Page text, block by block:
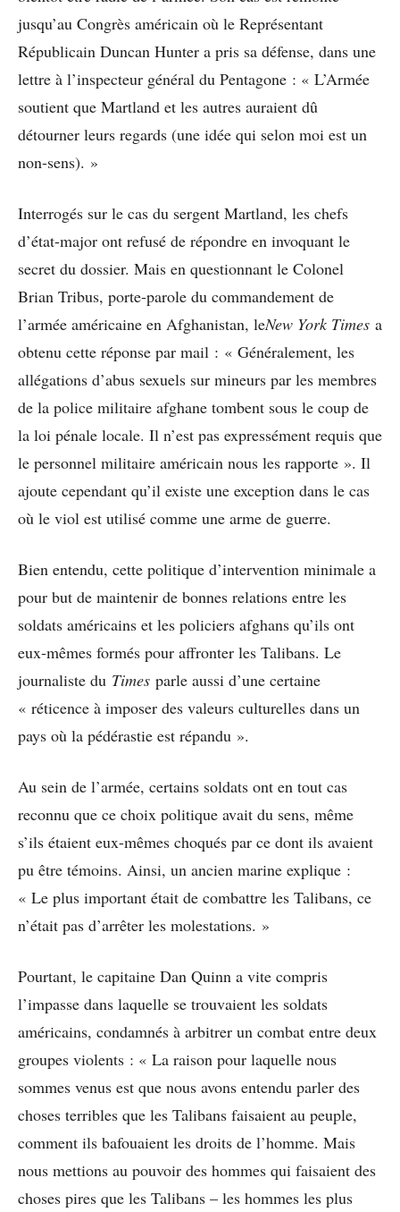
jusqu’au Congrès américain où le Représentant
Républicain Duncan Hunter a pris sa défense, dans une
lettre à l’inspecteur général du Pentagone : « L’Armée
soutient que Martland et les autres auraient dû
détourner leurs regards (une idée qui selon moi est un
non-sens). »
Interrogés sur le cas du sergent Martland, les chefs
d’état-major ont refusé de répondre en invoquant le
secret du dossier. Mais en questionnant le Colonel
Brian Tribus, porte-parole du commandement de
l’armée américaine en Afghanistan, leNew York Times a
obtenu cette réponse par mail : « Généralement, les
allégations d’abus sexuels sur mineurs par les membres
de la police militaire afghane tombent sous le coup de
la loi pénale locale. Il n’est pas expressément requis que
le personnel militaire américain nous les rapporte ». Il
ajoute cependant qu’il existe une exception dans le cas
où le viol est utilisé comme une arme de guerre.
Bien entendu, cette politique d’intervention minimale a
pour but de maintenir de bonnes relations entre les
soldats américains et les policiers afghans qu’ils ont
eux-mêmes formés pour affronter les Talibans. Le
journaliste du Times parle aussi d’une certaine
« réticence à imposer des valeurs culturelles dans un
pays où la pédérastie est répandu ».
Au sein de l’armée, certains soldats ont en tout cas
reconnu que ce choix politique avait du sens, même
s’ils étaient eux-mêmes choqués par ce dont ils avaient
pu être témoins. Ainsi, un ancien marine explique :
« Le plus important était de combattre les Talibans, ce
n’était pas d’arrêter les molestations. »
Pourtant, le capitaine Dan Quinn a vite compris
l’impasse dans laquelle se trouvaient les soldats
américains, condamnés à arbitrer un combat entre deux
groupes violents : « La raison pour laquelle nous
sommes venus est que nous avons entendu parler des
choses terribles que les Talibans faisaient au peuple,
comment ils bafouaient les droits de l’homme. Mais
nous mettions au pouvoir des hommes qui faisaient des
choses pires que les Talibans – les hommes les plus